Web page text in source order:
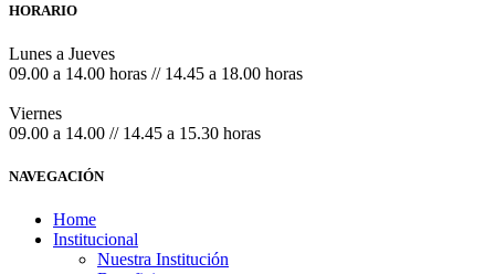
HORARIO
Lunes a Jueves
09.00 a 14.00 horas // 14.45 a 18.00 horas
Viernes
09.00 a 14.00 // 14.45 a 15.30 horas
NAVEGACIÓN
Home
Institucional
Nuestra Institución